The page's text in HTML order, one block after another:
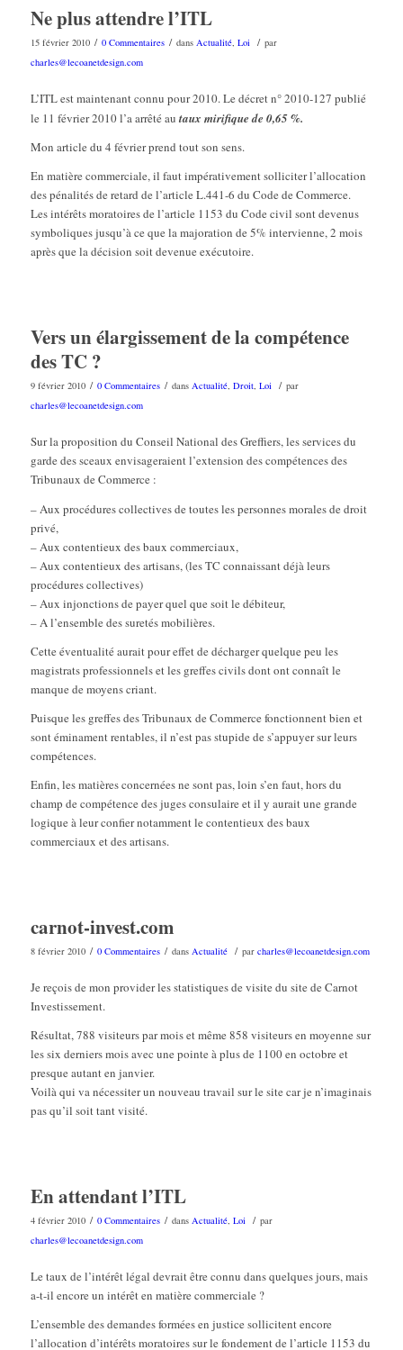
Ne plus attendre l’ITL
15 février 2010 / 0 Commentaires / dans Actualité, Loi / par
charles@lecoanetdesign.com
L’ITL est maintenant connu pour 2010. Le décret n° 2010-127 publié
le 11 février 2010 l’a arrêté au taux mirifique de 0,65 %.
Mon article du 4 février prend tout son sens.
En matière commerciale, il faut impérativement solliciter l’allocation
des pénalités de retard de l’article L.441-6 du Code de Commerce.
Les intérêts moratoires de l’article 1153 du Code civil sont devenus
symboliques jusqu’à ce que la majoration de 5% intervienne, 2 mois
après que la décision soit devenue exécutoire.
Vers un élargissement de la compétence
des TC ?
9 février 2010 / 0 Commentaires / dans Actualité, Droit, Loi / par
charles@lecoanetdesign.com
Sur la proposition du Conseil National des Greffiers, les services du
garde des sceaux envisageraient l’extension des compétences des
Tribunaux de Commerce :
– Aux procédures collectives de toutes les personnes morales de droit
privé,
– Aux contentieux des baux commerciaux,
– Aux contentieux des artisans, (les TC connaissant déjà leurs
procédures collectives)
– Aux injonctions de payer quel que soit le débiteur,
– A l’ensemble des suretés mobilières.
Cette éventualité aurait pour effet de décharger quelque peu les
magistrats professionnels et les greffes civils dont ont connaît le
manque de moyens criant.
Puisque les greffes des Tribunaux de Commerce fonctionnent bien et
sont éminament rentables, il n’est pas stupide de s’appuyer sur leurs
compétences.
Enfin, les matières concernées ne sont pas, loin s’en faut, hors du
champ de compétence des juges consulaire et il y aurait une grande
logique à leur confier notamment le contentieux des baux
commerciaux et des artisans.
carnot-invest.com
8 février 2010 / 0 Commentaires / dans Actualité / par charles@lecoanetdesign.com
Je reçois de mon provider les statistiques de visite du site de Carnot
Investissement.
Résultat, 788 visiteurs par mois et même 858 visiteurs en moyenne sur
les six derniers mois avec une pointe à plus de 1100 en octobre et
presque autant en janvier.
Voilà qui va nécessiter un nouveau travail sur le site car je n’imaginais
pas qu’il soit tant visité.
En attendant l’ITL
4 février 2010 / 0 Commentaires / dans Actualité, Loi / par
charles@lecoanetdesign.com
Le taux de l’intérêt légal devrait être connu dans quelques jours, mais
a-t-il encore un intérêt en matière commerciale ?
L’ensemble des demandes formées en justice sollicitent encore
l’allocation d’intérêts moratoires sur le fondement de l’article 1153 du